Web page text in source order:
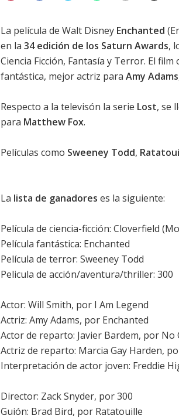
La película de Walt Disney Enchanted
en la 34 edición de los Saturn Awards,
Ciencia Ficción, Fantasía y Terror. El
fantástica, mejor actriz para Amy Adams
Respecto a la televisón la serie Lost, se
para Matthew Fox.
Películas como Sweeney Todd,
La lista de ganadores es la siguiente:
Película de ciencia-ficción: Cloverfield
Película fantástica: Enchanted
Película de terror: Sweeney Todd
Pelicula de acción/aventura/thriller: 300
Actor: Will Smith, por I Am Legend
Actriz: Amy Adams, por Enchanted
Actor de reparto: Javier Bardem, por No
Actriz de reparto: Marcia Gay Harden,
Interpretación de actor joven: Freddie
Director: Zack Snyder, por300
Guión: Brad Bird, por Ratatouille